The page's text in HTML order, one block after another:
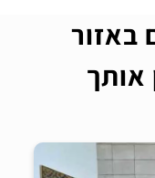
באזור
אותך